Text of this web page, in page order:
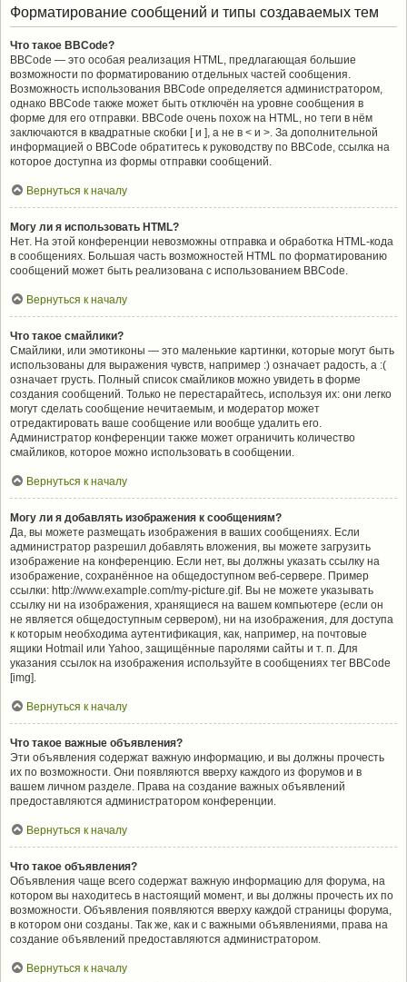
Форматирование сообщений и типы создаваемых тем
Что такое BBCode?
BBCode — это особая реализация HTML, предлагающая большие
возможности по форматированию отдельных частей сообщения.
Возможность использования BBCode определяется администратором,
однако BBCode также может быть отключён на уровне сообщения в
форме для его отправки. BBCode очень похож на HTML, но теги в нём
заключаются в квадратные скобки [ и ], а не в < и >. За дополнительной
информацией о BBCode обратитесь к руководству по BBCode, ссылка на
которое доступна из формы отправки сообщений.
Вернуться к началу
Могу ли я использовать HTML?
Нет. На этой конференции невозможны отправка и обработка HTML-кода
в сообщениях. Большая часть возможностей HTML по форматированию
сообщений может быть реализована с использованием BBCode.
Вернуться к началу
Что такое смайлики?
Смайлики, или эмотиконы — это маленькие картинки, которые могут быть
использованы для выражения чувств, например :) означает радость, а :(
означает грусть. Полный список смайликов можно увидеть в форме
создания сообщений. Только не перестарайтесь, используя их: они легко
могут сделать сообщение нечитаемым, и модератор может
отредактировать ваше сообщение или вообще удалить его.
Администратор конференции также может ограничить количество
смайликов, которое можно использовать в сообщении.
Вернуться к началу
Могу ли я добавлять изображения к сообщениям?
Да, вы можете размещать изображения в ваших сообщениях. Если
администратор разрешил добавлять вложения, вы можете загрузить
изображение на конференцию. Если нет, вы должны указать ссылку на
изображение, сохранённое на общедоступном веб-сервере. Пример
ссылки: http://www.example.com/my-picture.gif. Вы не можете указывать
ссылку ни на изображения, хранящиеся на вашем компьютере (если он
не является общедоступным сервером), ни на изображения, для доступа
к которым необходима аутентификация, как, например, на почтовые
ящики Hotmail или Yahoo, защищённые паролями сайты и т. п. Для
указания ссылок на изображения используйте в сообщениях тег BBCode
[img].
Вернуться к началу
Что такое важные объявления?
Эти объявления содержат важную информацию, и вы должны прочесть
их по возможности. Они появляются вверху каждого из форумов и в
вашем личном разделе. Права на создание важных объявлений
предоставляются администратором конференции.
Вернуться к началу
Что такое объявления?
Объявления чаще всего содержат важную информацию для форума, на
котором вы находитесь в настоящий момент, и вы должны прочесть их по
возможности. Объявления появляются вверху каждой страницы форума,
в котором они созданы. Так же, как и с важными объявлениями, права на
создание объявлений предоставляются администратором.
Вернуться к началу